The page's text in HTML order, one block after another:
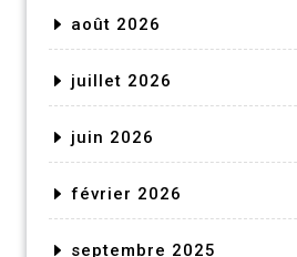
août 2026
juillet 2026
juin 2026
février 2026
septembre 2025